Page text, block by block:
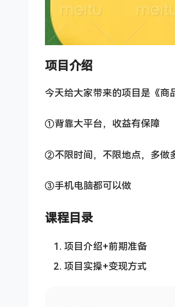
项目介绍
今天给大家带来的项目是《商
①背靠大平台，收益有保障
②不限时间，不限地点，多做
③手机电脑都可以做
课程目录
项目介绍+前期准备
项目实操+变现方式